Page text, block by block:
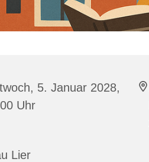
5. Januar 2028,
Uhr
Lier